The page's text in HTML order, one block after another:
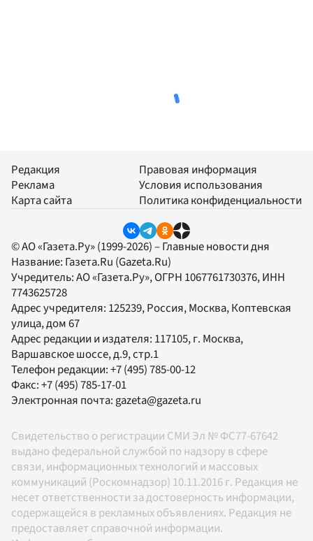
Редакция
Реклама
Карта сайта
Правовая информация
Условия использования
Политика конфиденциальности
© АО «Газета.Ру» (1999-2026) – Главные новости дня
Название: Газета.Ru (Gazeta.Ru)
Учредитель:АО «Газета.Ру», ОГРН 1067761730376, ИНН
7743625728
Адрес учредителя: 125239, Россия, Москва, Коптевская
улица, дом 67
Адрес редакции и издателя: 117105, г. Москва,
Варшавское шоссе, д.9, стр.1
Телефон редакции:+7 (495) 785-00-12
Факс:+7 (495) 785-17-01
Электронная почта:gazeta@gazeta.ru
Свидетельство о регистрации СМИ Эл № ФС77-67642
выдано федеральной службой по надзору в сфере
связи, информационных технологий и массовых
коммуникаций (Роскомнадзор) 10.11.2016 г. Редакция не
несет ответственности за достоверность информации,
содержащейся в рекламных объявлениях. Редакция не
предоставляет справочной информации.